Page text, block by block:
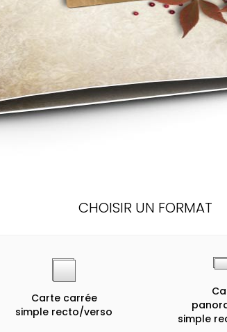
CHOISIR UN FORMAT
Carte carrée
simple recto/verso
simple